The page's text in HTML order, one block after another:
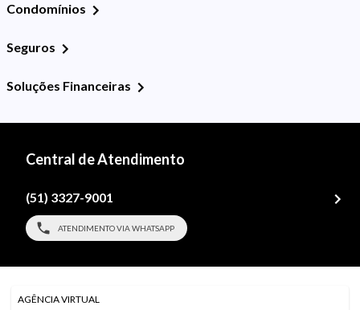
Condomínios
Seguros
Soluções Financeiras
Central de Atendimento
(51) 3327-9001
ATENDIMENTO VIA WHATSAPP
AGÊNCIA VIRTUAL